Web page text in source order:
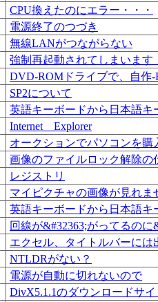
CPU換えたのにエラー・・・
電源終了のつづき
無線LANがつながらない
強制再起動されてしまいます
DVD-ROMドライブで、自作-
SP2について
英語キーボードから日本語キ
Internet Explorer
オークションでパソコンを購
画像のファイルロック解除の
レジストリ
マイピクチャの画像が見れま
英語キーボードから日本語キ
回線が&#32363;がってるのに
エクセル、タイトルバーに
NTLDRがない？
電源が自動に切れないので
DivX5.1.1のダウンロードサイ